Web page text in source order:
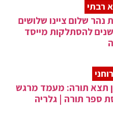
רבתי
נהר שלום ציינו שלושים
להסתלקות מייסד
תצא תורה: מעמד מרגש
ספר תורה | גלריה